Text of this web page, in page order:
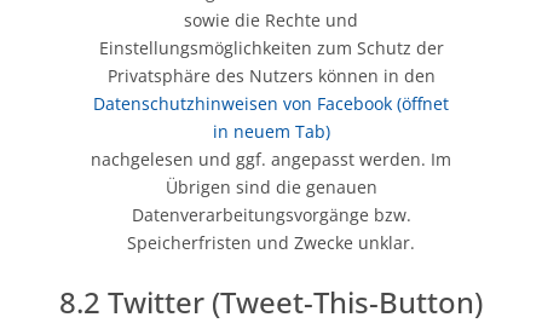
sowie die Rechte und
Einstellungsmöglichkeiten zum Schutz der
Privatsphäre des Nutzers können in den
Datenschutzhinweisen von Facebook (öffnet
in neuem Tab)
nachgelesen und ggf. angepasst werden. Im
Übrigen sind die genauen
Datenverarbeitungsvorgänge bzw.
Speicherfristen und Zwecke unklar.
8.2 Twitter (Tweet-This-Button)